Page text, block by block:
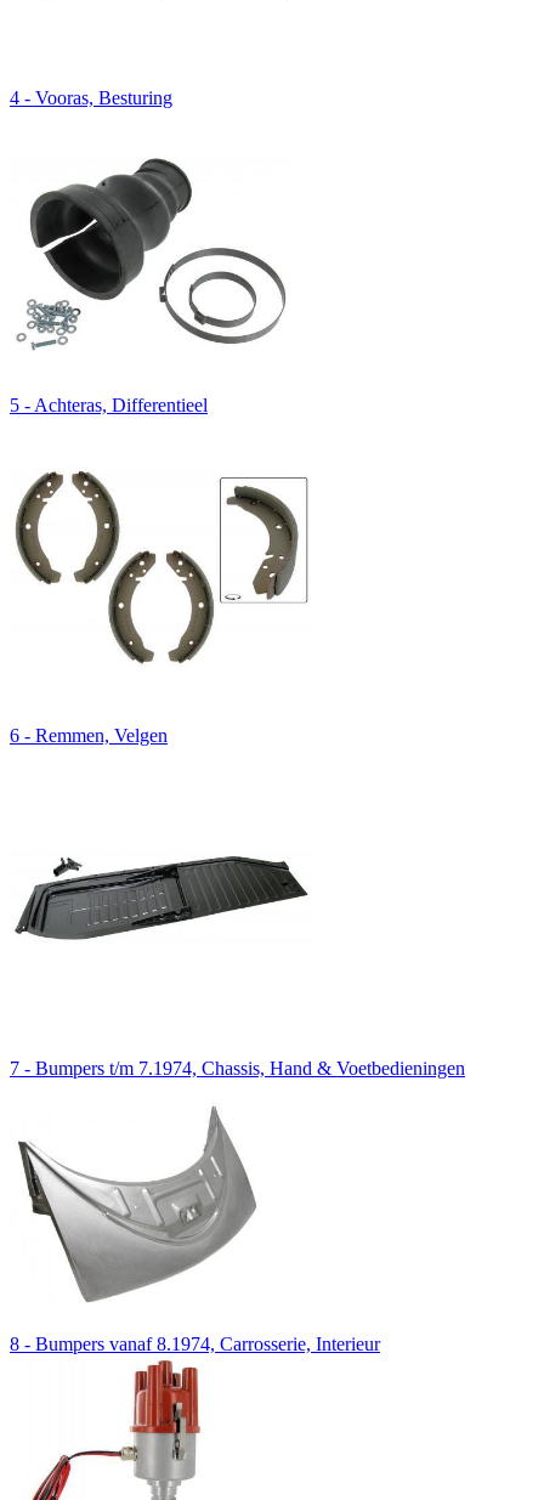
4 - Vooras, Besturing
5 - Achteras, Differentieel
6 - Remmen, Velgen
7 - Bumpers t/m 7.1974, Chassis, Hand & Voetbedieningen
8 - Bumpers vanaf 8.1974, Carrosserie, Interieur